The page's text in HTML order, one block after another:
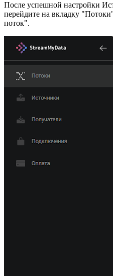
После успешной настройки
перейдите на вкладку
поток".